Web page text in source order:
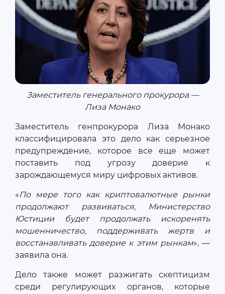
Заместитель генерального прокурора —
Лиза Монако
Заместитель генпрокурора Лиза Монако
классифицировала это дело как серьезное
предупреждение, которое все еще может
поставить под угрозу доверие к
зарождающемуся миру цифровых активов.
«По мере того как криптовалютные рынки
продолжают развиваться, Министерство
Юстиции будет продолжать искоренять
мошенничество, поддерживать жертв и
восстанавливать доверие к этим рынкам», —
заявила она.
Дело также может разжигать скептицизм
среди регулирующих органов, которые